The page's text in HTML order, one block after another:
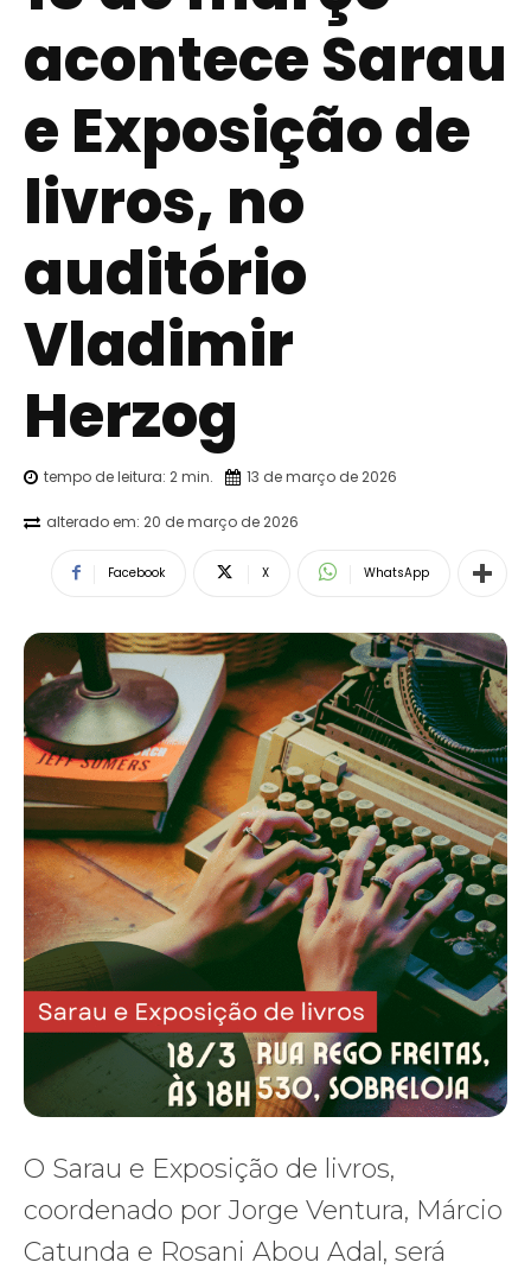
acontece Sarau
e Exposição de
livros, no
auditório
Vladimir
Herzog
tempo de leitura: 2min. 13 de março de 2026
alterado em: 20 de março de 2026
Facebook X WhatsApp
O Sarau e Exposição de livros,
coordenado por Jorge Ventura, Márcio
Catunda e Rosani Abou Adal, será